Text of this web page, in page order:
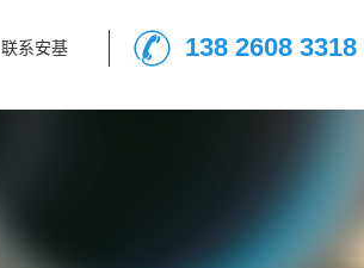
联系安基 138 2608 3318